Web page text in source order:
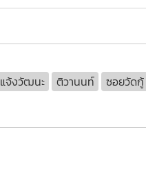
แจ้งวัฒนะ ติวานนท์ ซอยวัดกู้